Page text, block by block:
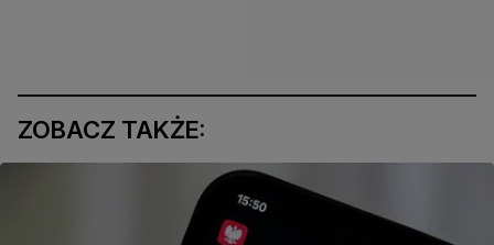
ZOBACZ TAKŻE: